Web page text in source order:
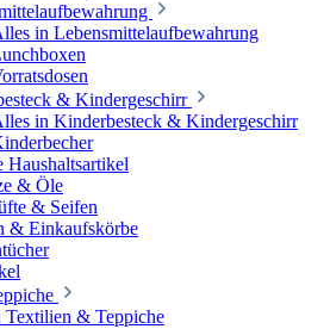
in Lebensmittelaufbewahrung
& Kindergeschirr
in Kinderbesteck & Kindergeschirr
Haushaltsartikel
& Öle
& Seifen
& Einkaufskörbe
Textilien & Teppiche